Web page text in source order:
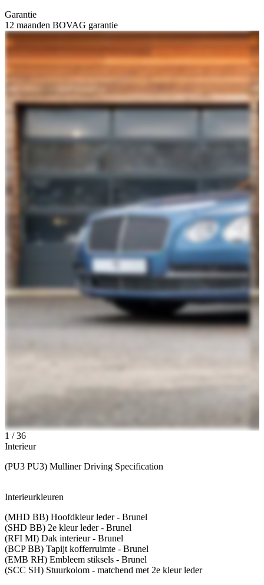
Garantie
12 maanden BOVAG garantie
1 /36
Interieur
(PU3 PU3) Mulliner Driving Specification
Interieurkleuren
(MHD BB) Hoofdkleur leder - Brunel
(SHD BB) 2e kleur leder - Brunel
(RFI MI) Dak interieur - Brunel
(BCP BB) Tapijt kofferruimte - Brunel
(EMB RH) Embleem stiksels - Brunel
(SCC SH) Stuurkolom - matchend met 2e kleur leder